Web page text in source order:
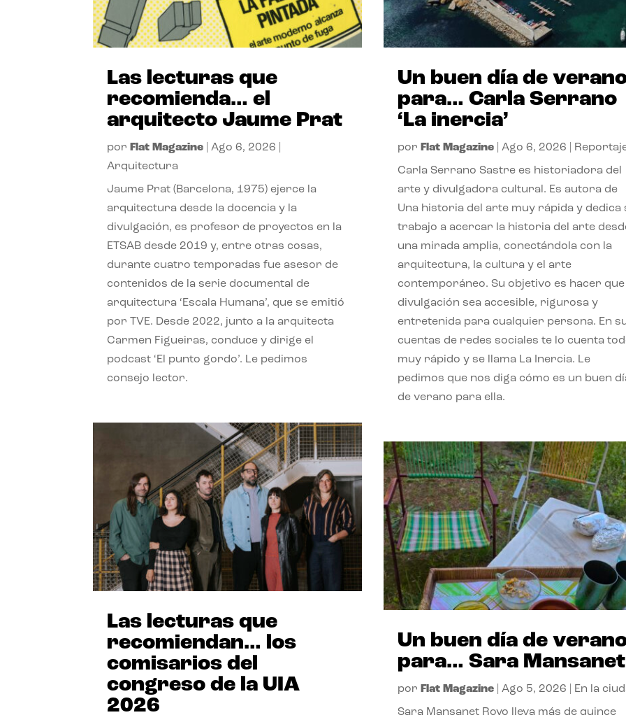
Las lecturas que
recomienda… el
arquitecto Jaume Prat
por Flat Magazine |Ago 6, 2026
Arquitectura
Jaume Prat (Barcelona, 1975) ejerce la
arquitectura desde la docencia y la
divulgación, es profesor de proyectos en la
ETSAB desde 2019 y, entre otras cosas,
durante cuatro temporadas fue asesor de
contenidos de la serie documental de
arquitectura ‘Escala Humana’, que se emitió
por TVE. Desde 2022, junto a la arquitecta
Carmen Figueiras, conduce y dirige el
podcast ‘El punto gordo’. Le pedimos
consejo lector.
Las lecturas que
recomiendan… los
comisarios del
congreso de la UIA
2026
Un buen día de
para… Carla Serrano
‘La inercia’
por Flat Magazine| Ago 6, 2026
Carla Serrano Sastre es historiadora del
arte y divulgadora cultural. Es autora de
Una historia del arte muy rápida y dedica
trabajo a acercar la historia del arte
una mirada amplia, conectándola con la
arquitectura, la cultura y el arte
contemporáneo. Su objetivo es hacer que
divulgación sea accesible, rigurosa y
entretenida para cualquier persona. En
cuentas de redes sociales te lo cuenta
muy rápido y se llama La Inercia. Le
pedimos que nos diga cómo es un buen
de verano para ella.
Un buen día de
para… Sara Mansanet
por Flat Magazine| Ago 5, 2026 En la
Sara Mansanet Royo lleva más de quince